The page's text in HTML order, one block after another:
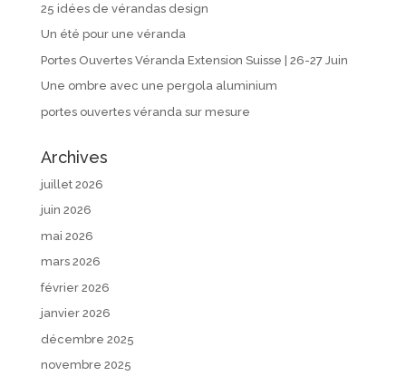
25 idées de vérandas design
Un été pour une véranda
Portes Ouvertes Véranda Extension Suisse | 26-27 Juin
Une ombre avec une pergola aluminium
portes ouvertes véranda sur mesure
Archives
juillet 2026
juin 2026
mai 2026
mars 2026
février 2026
janvier 2026
décembre 2025
novembre 2025